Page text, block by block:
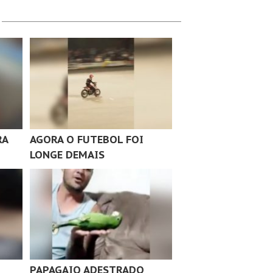
AGORA O FUTEBOL FOI
LONGE DEMAIS
PAPAGAIO ADESTRADO